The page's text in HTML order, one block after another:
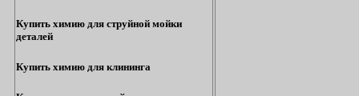
Купить химию для струйной мойки
деталей
Купить химию для клининга